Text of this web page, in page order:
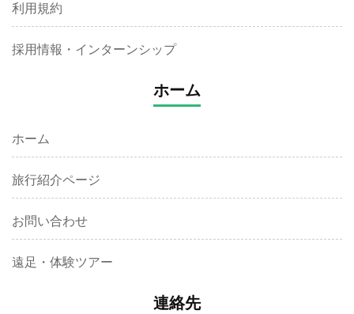
利用規約
採用情報・インターンシップ
ホーム
ホーム
旅行紹介ページ
お問い合わせ
遠足・体験ツアー
連絡先